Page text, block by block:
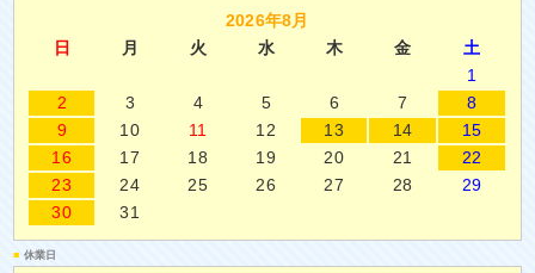
2026年8月
日
月 火 水 木 金
土
1
2
3 4 5 6 7
8
9
10 11 12 13 14
15
16
17 18 19 20 21
22
23
24 25 26 27 28
29
30
31
■ 休業日